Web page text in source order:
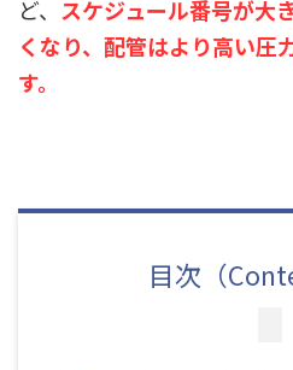
ど、 スケジュール番号が大
くなり、配管はより高い圧
す。
目次（